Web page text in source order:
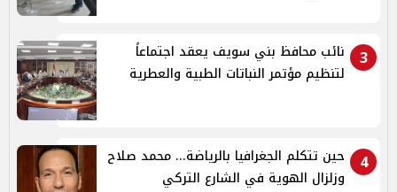
3
نائب محافظ بني سويف يعقد اجتماعاً
لتنظيم مؤتمر النباتات الطبية والعطرية
4
حين تتكلم الجغرافيا بالرياضة... محمد صلاح
وزلزال الهوية في الشارع التركي